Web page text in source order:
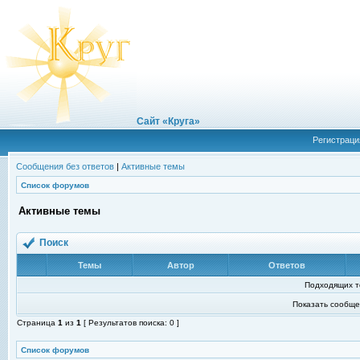
Сайт «Круга»
Сообщения без ответов | Активные темы
Список форумов
Активные темы
Поиск
Темы Автор Ответов
Подходящих
Показать
Страница 1 из 1 [ Результатов поиска: 0 ]
Список форумов